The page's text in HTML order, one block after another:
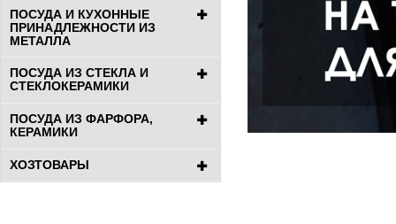
ПОСУДА И КУХОННЫЕ
ПРИНАДЛЕЖНОСТИ ИЗ
МЕТАЛЛА
ПОСУДА ИЗ СТЕКЛА И
СТЕКЛОКЕРАМИКИ
ПОСУДА ИЗ ФАРФОРА,
КЕРАМИКИ
ХОЗТОВАРЫ